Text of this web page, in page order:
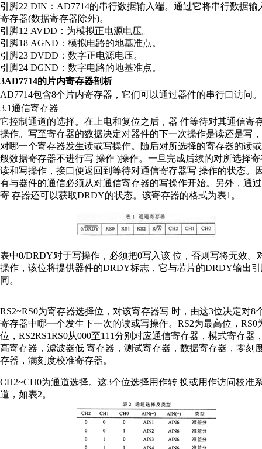
引脚22 DIN：AD7714的串行数据输入端。通过它将串行数据输
寄存器(数据寄存器除外)。
引脚12 AVDD：为模拟正电源电压。
引脚18 AGND：模拟电路的地基准点。
引脚23 DVDD：数字正电源电压。
引脚24 DGND：数字电路的地基准点。
3AD7714的片内寄存器剖析
AD7714包含8个片内寄存器，它们可以通过器件的串行口访问。
3.1通信寄存器
它控制通道的选择。在上电和复位之后，器 件等待对其通信寄
操作。写至寄存器的数据决定对器件的下一次操作是读还是写
对哪一个寄存器发生读或写操作。随后对所选择的寄存器的读
般数据寄存器不进行写 操作 )操作。一旦完成后续的对所选择
读和写操作，接口便返回到等待对通信寄存器写 操作的状态。
有与器件的通信必须从对通信寄存器的写操作开始。另外，通
寄 存器还可以获取DRDY的状态。该寄存器的格式为表1。
表中0/DRDY对于写操作，必须把0写入该 位，否则写将无效。
操作，该位将提供器件的DRDY标志，它与芯片的DRDY输出
同。
RS2~RS0为寄存器选择位，对该寄存器写 时，由这3位决定对8
寄存器中哪一个发生下一次的读或写操作。RS2为最高位，RS0
位，RS2RS1RS0从000至111分别对应通信寄存器，模式寄存器
高寄存器，滤波器低 寄存器，测试寄存器，数据寄存器，零刻
存器，满刻度校准寄存器。
CH2~CH0为通道选择。这3个位选择用作转 换或用作访问校准
道，如表2。